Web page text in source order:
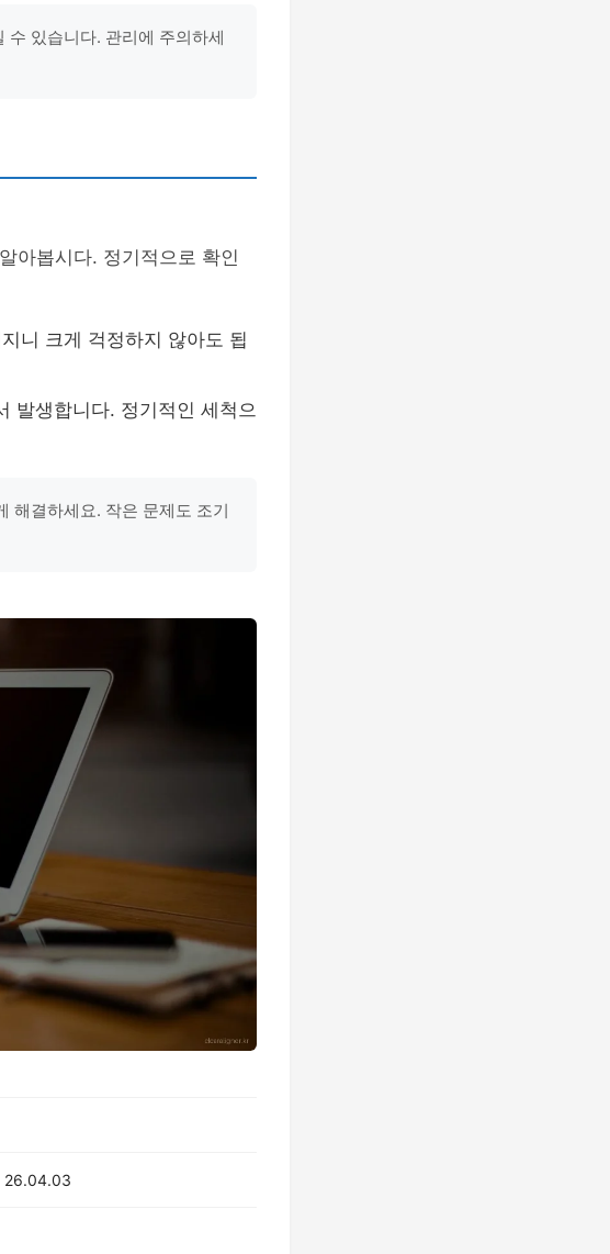
수 있습니다. 관리에 주의하세
아봅시다. 정기적으로 확인
니 크게 걱정하지 않아도 됩
발생합니다. 정기적인 세척으
해결하세요. 작은 문제도 조기
26.04.03